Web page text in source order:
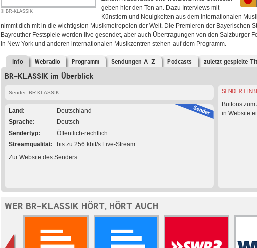
© BR-KLASSIK
geben hier den Ton an. Dazu Interviews mit
Künstlern und Neuigkeiten aus dem internationalen
nimmt dich mit in die wichtigsten Musikmetropolen der Welt. Die Premieren der Bayerischen
Bayreuther Festspiele werden live gesendet, aber auch Übertragungen von den Salzburger
in New York und anderen internationalen Musikzentren stehen auf dem Programm.
Info Webradio Programm Sendungen A-Z Podcasts zuletzt gespielte
BR-KLASSIK im Überblick
Sender: BR-KLASSIK
Land
Deutschland
Sprache
Deutsch
Sendertyp
Öffentlich-rechtlich
Streamqualität
bis zu 256 kbit/s Live-Stream
Zur Website des Senders
SENDER
Buttons
in Website
WER BR-KLASSIK HÖRT, HÖRT AUCH